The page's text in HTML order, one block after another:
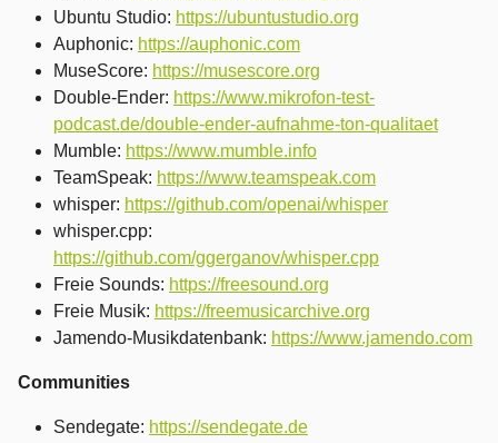
Ubuntu Studio: https://ubuntustudio.org
Auphonic: https://auphonic.com
MuseScore: https://musescore.org
Double-Ender: https://www.mikrofon-test-
podcast.de/double-ender-aufnahme-ton-qualitaet
Mumble: https://www.mumble.info
TeamSpeak: https://www.teamspeak.com
whisper: https://github.com/openai/whisper
whisper.cpp:
https://github.com/ggerganov/whisper.cpp
Freie Sounds: https://freesound.org
Freie Musik: https://freemusicarchive.org
Jamendo-Musikdatenbank: https://www.jamendo.com
Communities
Sendegate: https://sendegate.de